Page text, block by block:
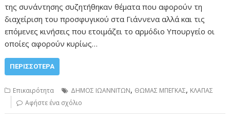
της συνάντησης συζητήθηκαν θέματα που αφορούν τη
διαχείριση του προσφυγικού στα Γιάννενα αλλά και τις
επόμενες κινήσεις που ετοιμάζει το αρμόδιο Υπουργείο οι
οποίες αφορούν κυρίως…
ΠΕΡΙΣΣΌΤΕΡΑ
Επικαιρότητα ΔΗΜΟΣ ΙΩΑΝΝΙΤΩΝ, ΘΩΜΑΣ ΜΠΕΓΚΑΣ, ΚΛΑΠΑΣ
Αφήστε ένα σχόλιο